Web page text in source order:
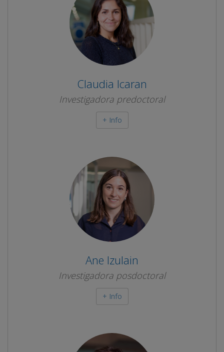
Claudia Icaran
Investigadora predoctoral
+ Info
Ane Izulain
Investigadora posdoctoral
+ Info